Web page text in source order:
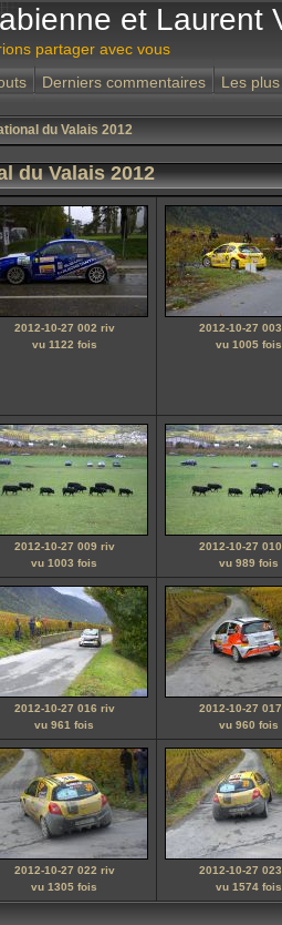
et Laurent
partager avec vous
Derniers commentaires Les
du Valais 2012
du Valais 2012
2012-10-27 002 riv
vu 1122 fois
2012-10-27
vu 1005 fois
2012-10-27 009 riv
vu 1003 fois
2012-10-27
vu 989 fois
2012-10-27 016 riv
vu 961 fois
2012-10-27
vu 960 fois
2012-10-27 022 riv
vu 1305 fois
2012-10-27
vu 1574 fois